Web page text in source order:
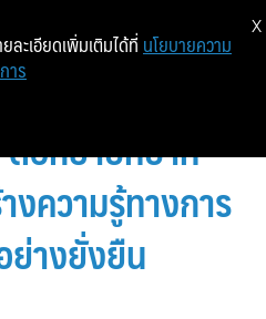
คว้า 4 รางวัล
อกย้ำบทบาท
งความรู้ทางการ
ย่างยั่งยืน
ละเอียดเพิ่มเติมได้ที่ นโยบายความ
าร
X